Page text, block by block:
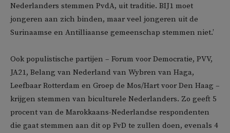
Nederlanders stemmen PvdA, uit traditie. BIJ1 moet
jongeren aan zich binden, maar veel jongeren uit de
Surinaamse en Antilliaanse gemeenschap stemmen niet.’
Ook populistische partijen – Forum voor Democratie, PVV,
JA21, Belang van Nederland van Wybren van Haga,
Leefbaar Rotterdam en Groep de Mos/Hart voor Den Haag –
krijgen stemmen van biculturele Nederlanders. Zo geeft 5
procent van de Marokkaans-Nederlandse respondenten
die gaat stemmen aan dit op FvD te zullen doen, evenals 4